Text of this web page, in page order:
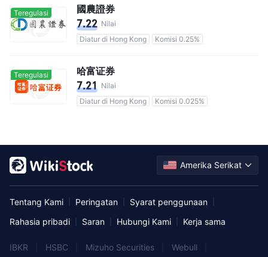
Teregulasi 國農證券
7.22 Nilai
Diatur di Hong Kong
Komisi 0.25%
Teregulasi 哈富证券
7.21 Nilai
Diatur di Hong Kong
Komisi 0.025%
Amerika Serikat
Tentang Kami Peringatan Syarat penggunaan
Rahasia pribadi Saran Hubungi Kami Kerja sama
IBKR HSBC Mizuho Securities Webull